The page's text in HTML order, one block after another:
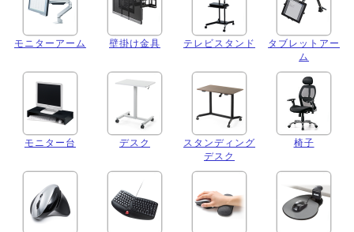
モニターアーム 壁掛け金具 テレビスタンド
タブレットアー
ム
モニター台 デスク
スタンディング
デスク
椅子